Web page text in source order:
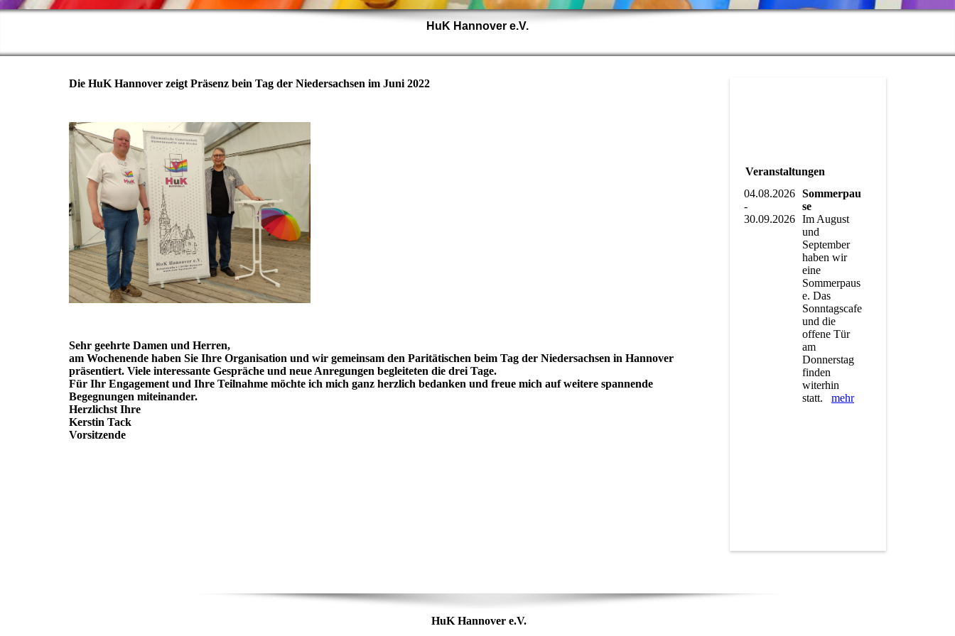
HuK Hannover e.V.
Die HuK Hannover zeigt Präsenz bein Tag der Niedersachsen im Juni 2022
Sehr geehrte Damen und Herren,
am Wochenende haben Sie Ihre Organisation und wir gemeinsam den Paritätischen beim Tag der Niedersachsen in Hannover
präsentiert. Viele interessante Gespräche und neue Anregungen begleiteten die drei Tage.
Für Ihr Engagement und Ihre Teilnahme möchte ich mich ganz herzlich bedanken und freue mich auf weitere spannende
Begegnungen miteinander.
Herzlichst Ihre
Kerstin Tack
Vorsitzende
Veranstaltungen
04.08.2026
-
30.09.2026
Sommerpau
se
Im August
und
September
haben wir
eine
Sommerpaus
e. Das
Sonntagscafe
und die
offene Tür
am
Donnerstag
finden
witerhin
statt. mehr
HuK Hannover e.V.